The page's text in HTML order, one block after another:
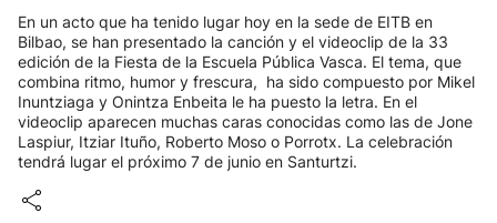
En un acto que ha tenido lugar hoy en la sede de EITB en
Bilbao, se han presentado la canción y el videoclip de la 33
edición de la Fiesta de la Escuela Pública Vasca. El tema, que
combina ritmo, humor y frescura, ha sido compuesto por Mikel
Inuntziaga y Onintza Enbeita le ha puesto la letra. En el
videoclip aparecen muchas caras conocidas como las de Jone
Laspiur, Itziar Ituño, Roberto Moso o Porrotx. La celebración
tendrá lugar el próximo 7 de junio en Santurtzi.